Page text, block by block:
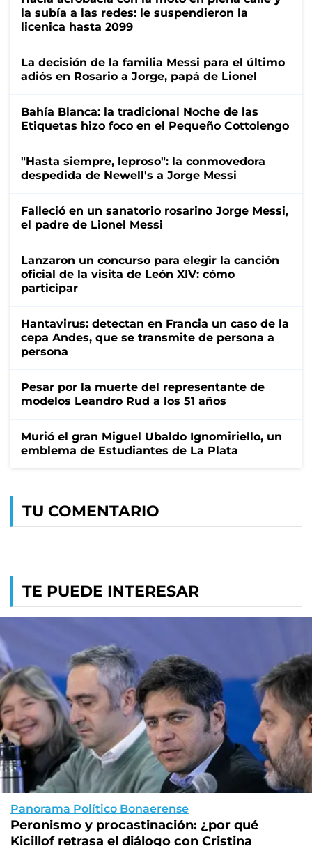
la subía a las redes: le suspendieron la
licenica hasta 2099
La decisión de la familia Messi para el último
adiós en Rosario a Jorge, papá de Lionel
Bahía Blanca: la tradicional Noche de las
Etiquetas hizo foco en el Pequeño Cottolengo
"Hasta siempre, leproso": la conmovedora
despedida de Newell's a Jorge Messi
Falleció en un sanatorio rosarino Jorge Messi,
el padre de Lionel Messi
Lanzaron un concurso para elegir la canción
oficial de la visita de León XIV: cómo
participar
Hantavirus: detectan en Francia un caso de la
cepa Andes, que se transmite de persona a
persona
Pesar por la muerte del representante de
modelos Leandro Rud a los 51 años
Murió el gran Miguel Ubaldo Ignomiriello, un
emblema de Estudiantes de La Plata
TU COMENTARIO
TE PUEDE INTERESAR
Panorama Político Bonaerense
Peronismo y procastinación: ¿por qué
Kicillof retrasa el diálogo con Cristina